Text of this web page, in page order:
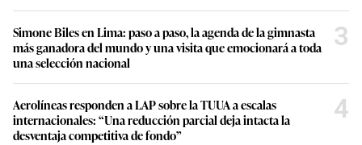
Simone Biles en Lima: paso a paso, la agenda de la gimnasta
más ganadora del mundo y una visita que emocionará a toda
una selección nacional
3
Aerolíneas responden a LAP sobre la TUUA a escalas
internacionales: “Una reducción parcial deja intacta la
desventaja competitiva de fondo”
4